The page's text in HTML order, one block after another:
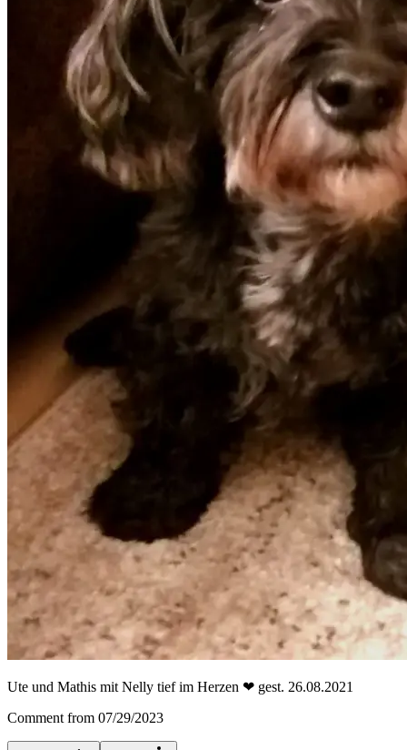
Ute und Mathis mit Nelly tief im Herzen ❤ gest. 26.08.2021
Comment from 07/29/2023